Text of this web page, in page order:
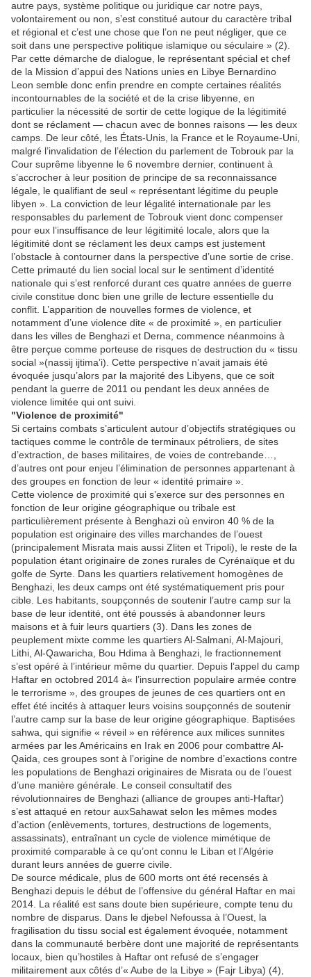
autre pays, système politique ou juridique car notre pays,
volontairement ou non, s’est constitué autour du caractère tribal
et régional et c’est une chose que l’on ne peut négliger, que ce
soit dans une perspective politique islamique ou séculaire » (2).
Par cette démarche de dialogue, le représentant spécial et chef
de la Mission d’appui des Nations unies en Libye Bernardino
Leon semble donc enfin prendre en compte certaines réalités
incontournables de la société et de la crise libyenne, en
particulier la nécessité de sortir de cette logique de la légitimité
dont se réclament — chacun avec de bonnes raisons — les deux
camps. De leur côté, les États-Unis, la France et le Royaume-Uni,
malgré l’invalidation de l’élection du parlement de Tobrouk par la
Cour suprême libyenne le 6 novembre dernier, continuent à
s’accrocher à leur position de principe de sa reconnaissance
légale, le qualifiant de seul « représentant légitime du peuple
libyen ». La conviction de leur légalité internationale par les
responsables du parlement de Tobrouk vient donc compenser
pour eux l’insuffisance de leur légitimité locale, alors que la
légitimité dont se réclament les deux camps est justement
l’obstacle à contourner dans la perspective d’une sortie de crise.
Cette primauté du lien social local sur le sentiment d’identité
nationale qui s’est renforcé durant ces quatre années de guerre
civile constitue donc bien une grille de lecture essentielle du
conflit. L’apparition de nouvelles formes de violence, et
notamment d’une violence dite « de proximité », en particulier
dans les villes de Benghazi et Derna, commence néanmoins à
être perçue comme porteuse de risques de destruction du « tissu
social »(nassij ijtima’i). Cette perspective n’avait jamais été
évoquée jusqu’alors par la majorité des Libyens, que ce soit
pendant la guerre de 2011 ou pendant les deux années de
violence limitée qui ont suivi.
"Violence de proximité"
Si certains combats s’articulent autour d’objectifs stratégiques ou
tactiques comme le contrôle de terminaux pétroliers, de sites
d’extraction, de bases militaires, de voies de contrebande…,
d’autres ont pour enjeu l’élimination de personnes appartenant à
des groupes en fonction de leur « identité primaire ».
Cette violence de proximité qui s’exerce sur des personnes en
fonction de leur origine géographique ou tribale est
particulièrement présente à Benghazi où environ 40 % de la
population est originaire des villes marchandes de l’ouest
(principalement Misrata mais aussi Zliten et Tripoli), le reste de la
population étant originaire de zones rurales de Cyrénaïque et du
golfe de Syrte. Dans les quartiers relativement homogènes de
Benghazi, les deux camps ont été systématiquement pris pour
cible. Les habitants, soupçonnés de soutenir l’autre camp sur la
base de leur identité, ont été poussés à abandonner leurs
maisons et à fuir leurs quartiers (3). Dans les zones de
peuplement mixte comme les quartiers Al-Salmani, Al-Majouri,
Lithi, Al-Qawaricha, Bou Hdima à Benghazi, le fractionnement
s’est opéré à l’intérieur même du quartier. Depuis l’appel du camp
Haftar en octobred 2014 à« l’insurrection populaire armée contre
le terrorisme », des groupes de jeunes de ces quartiers ont en
effet été incités à attaquer leurs voisins soupçonnés de soutenir
l’autre camp sur la base de leur origine géographique. Baptisées
sahwa, qui signifie « réveil » en référence aux milices sunnites
armées par les Américains en Irak en 2006 pour combattre Al-
Qaida, ces groupes sont à l’origine de nombre d’exactions contre
les populations de Benghazi originaires de Misrata ou de l’ouest
d’une manière générale. Le conseil consultatif des
révolutionnaires de Benghazi (alliance de groupes anti-Haftar)
s’est attaqué en retour auxSahawat selon les mêmes modes
d’action (enlèvements, tortures, destructions de logements,
assassinats), entraînant un cycle de violence mimétique de
proximité comparable à ce qu’ont connu le Liban et l’Algérie
durant leurs années de guerre civile.
De source médicale, plus de 600 morts ont été recensés à
Benghazi depuis le début de l’offensive du général Haftar en mai
2014. La réalité est sans doute bien supérieure, compte tenu du
nombre de disparus. Dans le djebel Nefoussa à l’Ouest, la
fragilisation du tissu social est également évoquée, notamment
dans la communauté berbère dont une majorité de représentants
locaux, bien qu’hostiles à Haftar ont refusé de s’engager
militairement aux côtés d’« Aube de la Libye » (Fajr Libya) (4),